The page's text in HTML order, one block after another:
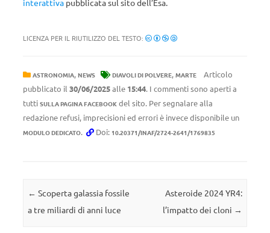
interattiva pubblicata sul sito dell’Esa.
LICENZA PER IL RIUTILIZZO DEL TESTO:
ASTRONOMIA, NEWS DIAVOLI DI POLVERE, MARTE
Articolo
pubblicato il 30/06/2025alle 15:44. I commenti sono aperti a
tutti SULLA PAGINA FACEBOOK del sito. Per segnalare alla
redazione refusi, imprecisioni ed errori è invece disponibile un
MODULO DEDICATO. Doi: 10.20371/INAF/2724-2641/1769835
Navigazione articolo
← Scoperta galassia fossile
a tre miliardi di anni luce
Asteroide 2024 YR4:
l’impatto dei cloni →